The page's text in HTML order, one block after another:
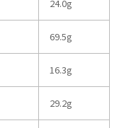
24.0g
69.5g
16.3g
29.2g